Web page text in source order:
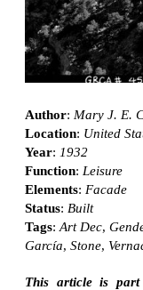
Author: Mary J. E.
Location: United
Year: 1932
Function: Leisure
Elements: Facade
Status: Built
Tags: Art Dec,
García, Stone,
This article is